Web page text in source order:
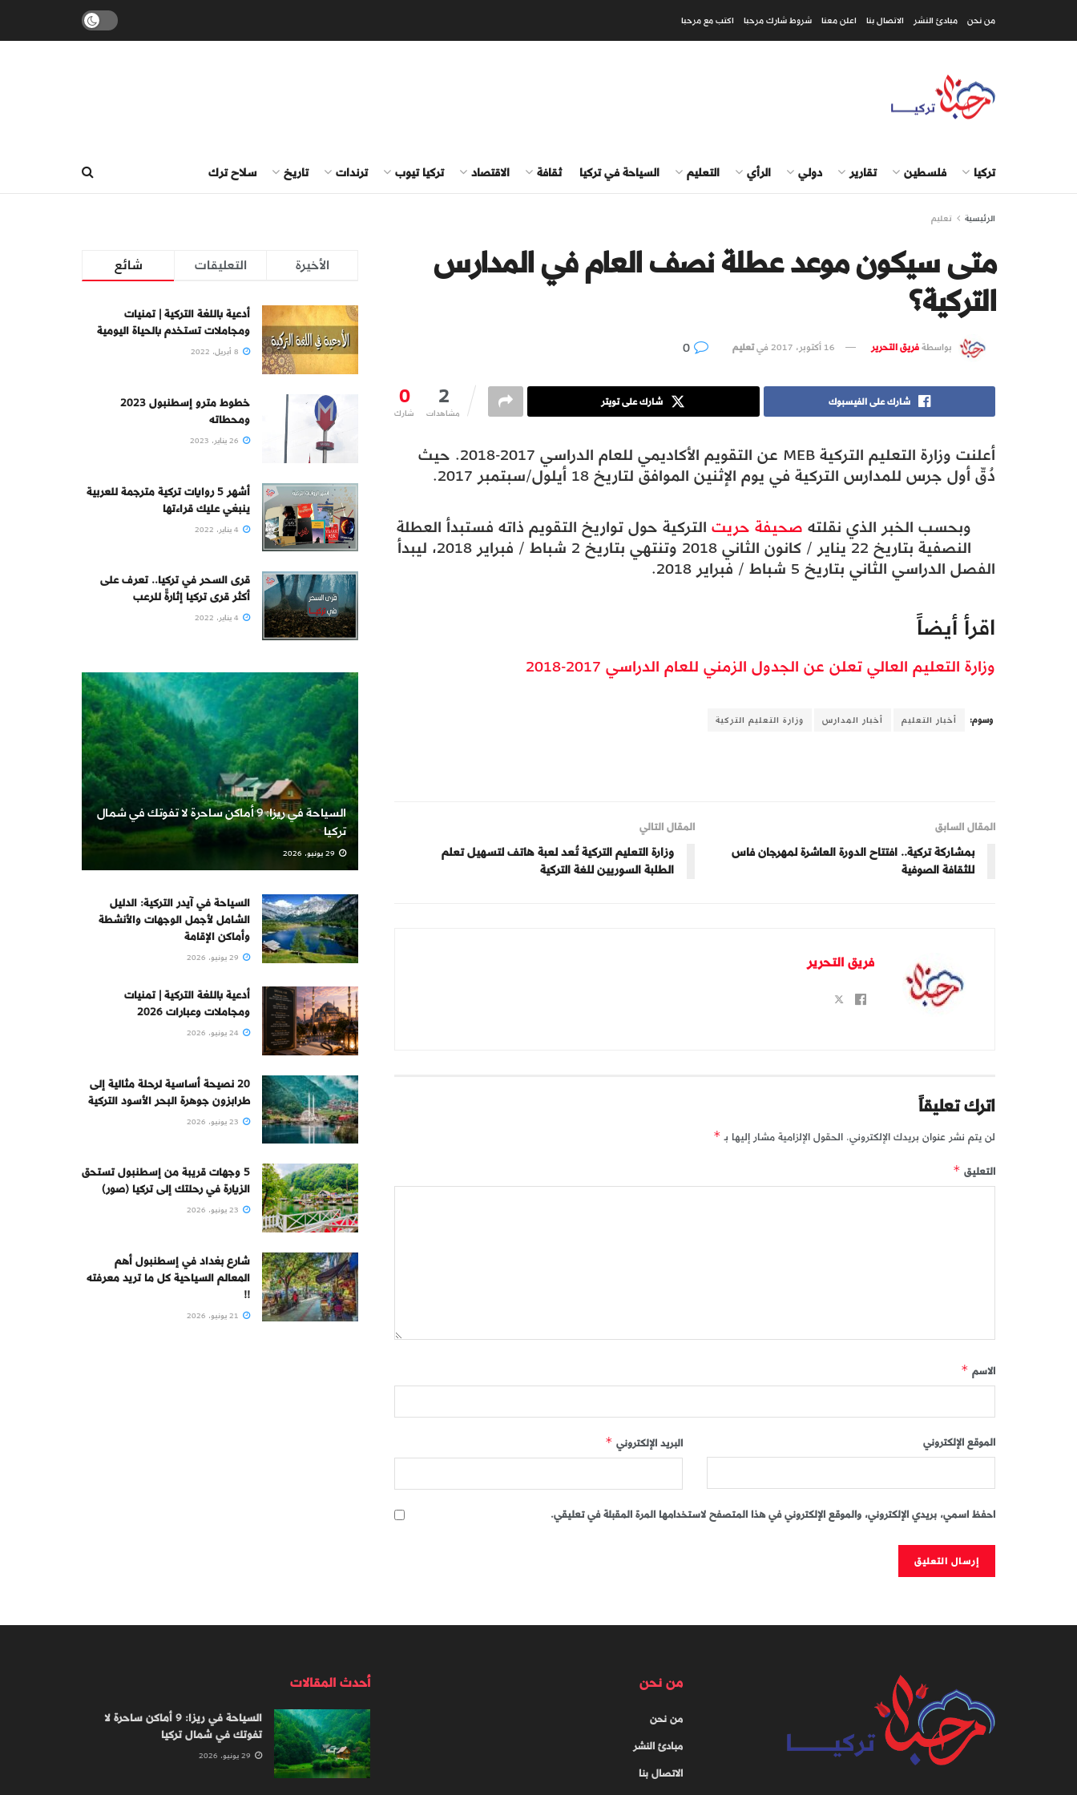
من نحن مبادئ النشر الاتصال بنا اعلن معنا شروط شارك مرحبا اكتب مع مرحبا
تركيا فلسطين تقارير دولي الرأي التعليم السياحة في تركيا ثقافة الاقتصاد تركيا تيوب ترندات تاريخ سلاح ترك
الرئيسية تعليم
متى سيكون موعد عطلة نصف العام في المدارس
التركية؟
بواسطةفريق التحرير 16 أكتوبر، 2017 فيتعليم
0
شارك 2
مشاهدات
شارك على الفيسبوك شارك على تويتر
أعلنت وزارة التعليم التركية MEB عن التقويم الأكاديمي للعام الدراسي 2017-2018. حيث
دُقّ أول جرس للمدارس التركية في يوم الإثنين الموافق لتاريخ 18 أيلول/سبتمبر 2017.
وبحسب الخبر الذي نقلتهصحيفة حريتالتركية حول تواريخ التقويم ذاته فستبدأ العطلة
النصفية بتاريخ 22 يناير / كانون الثاني 2018 وتنتهي بتاريخ 2 شباط / فبراير 2018، ليبدأ
الفصل الدراسي الثاني بتاريخ 5 شباط / فبراير 2018.
اقرأ أيضاً
وزارة التعليم العالي تعلن عن الجدول الزمني للعام الدراسي 2017-2018
وسوم: أخبار التعليم أخبار المدارس وزارة التعليم التركية
المقال السابق
بمشاركة تركية.. افتتاح الدورة العاشرة لمهرجان فاس
للثقافة الصوفية
المقال التالي
وزارة التعليم التركية تُعد لعبة هاتف لتسهيل تعلم
الطلبة السوريين للغة التركية
فريق التحرير
اترك تعليقاً
لن يتم نشر عنوان بريدك الإلكتروني. الحقول الإلزامية مشار إليها بـ *
التعليق *
الاسم *
البريد الإلكتروني * الموقع الإلكتروني
احفظ اسمي، بريدي الإلكتروني، والموقع الإلكتروني في هذا المتصفح لاستخدامها المرة المقبلة في تعليقي.
شائع التعليقات الأخيرة
أدعية باللغة التركية | تمنيات
ومجاملات تستخدم بالحياة اليومية
خطوط مترو إسطنبول 2023
ومحطاته
أشهر 5 روايات تركية مترجمة للعربية
ينبغي عليك قراءتها
قرى السحر في تركيا.. تعرف على
أكثر قرى تركيا إثارةً للرعب
السياحة في ريزا: 9 أماكن ساحرة لا تفوتك في شمال
تركيا
السياحة في آيدر التركية: الدليل
الشامل لأجمل الوجهات والأنشطة
وأماكن الإقامة
أدعية باللغة التركية | تمنيات
ومجاملات وعبارات 2026
20 نصيحة أساسية لرحلة مثالية إلى
طرابزون جوهرة البحر الأسود التركية
5 وجهات قريبة من إسطنبول تستحق
الزيارة في رحلتك إلى تركيا (صور)
شارع بغداد في إسطنبول أهم
المعالم السياحية كل ما تريد معرفته
!!
من نحن
من نحن
مبادئ النشر
الاتصال بنا
أحدث المقالات
السياحة في ريزا: 9 أماكن ساحرة لا
تفوتك في شمال تركيا